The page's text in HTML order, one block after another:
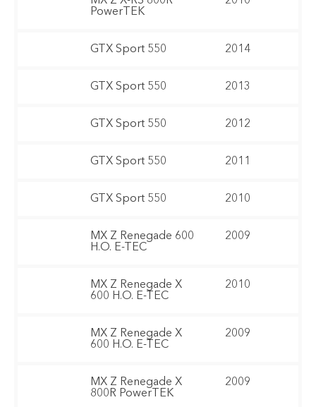
PowerTEK
GTX Sport 550 2014
GTX Sport 550 2013
GTX Sport 550 2012
GTX Sport 550 2011
GTX Sport 550 2010
MX Z Renegade 600
H.O. E-TEC
2009
MX Z Renegade X
600 H.O. E-TEC
2010
MX Z Renegade X
600 H.O. E-TEC
2009
MX Z Renegade X
800R PowerTEK
2009